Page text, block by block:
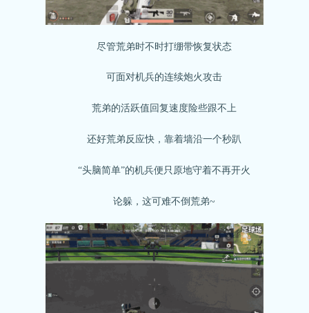
尽管荒弟时不时打绷带恢复状态
可面对机兵的连续炮火攻击
荒弟的活跃值回复速度险些跟不上
还好荒弟反应快，靠着墙沿一个秒趴
“头脑简单”的机兵便只原地守着不再开火
论躲，这可难不倒荒弟~